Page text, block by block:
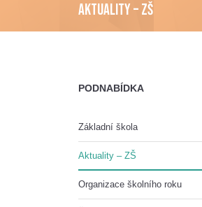
Aktuality – ZŠ
PODNABÍDKA
Základní škola
Aktuality – ZŠ
Organizace školního roku